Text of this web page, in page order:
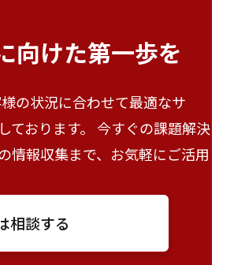
向けた第一歩を
の状況に合わせて最適なサ
ております。 今すぐの課題解決
情報収集まで、お気軽にご活用
相談する